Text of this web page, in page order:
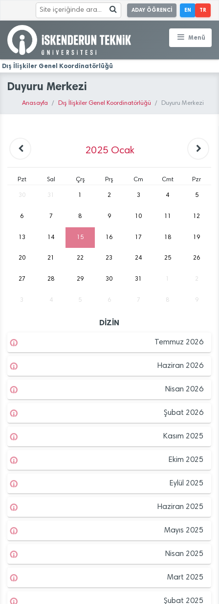
ADAY ÖĞRENCİ EN TR
Menü
Dış İlişkiler Genel Koordinatörlüğü
Duyuru Merkezi
Anasayfa Dış İlişkiler Genel Koordinatörlüğü Duyuru Merkezi
2025 Ocak
Pzt Sal Çrş Prş Cm Cmt Pzr
30 31 2 3 4 5
6 7 8 9 10 12
13 14 15 16 17 18 19
20 21 22 23 24 25 26
27 28 29 30 31 2
3 4 5 6 7 8 9
DİZİN
Temmuz 2026
Haziran 2026
Nisan 2026
Şubat 2026
Kasım 2025
Ekim 2025
Eylül 2025
Haziran 2025
Mayıs 2025
Nisan 2025
Mart 2025
Şubat 2025